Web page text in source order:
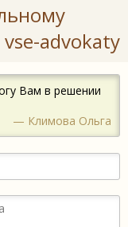
advokaty
Вам в решении
— Климова Ольга